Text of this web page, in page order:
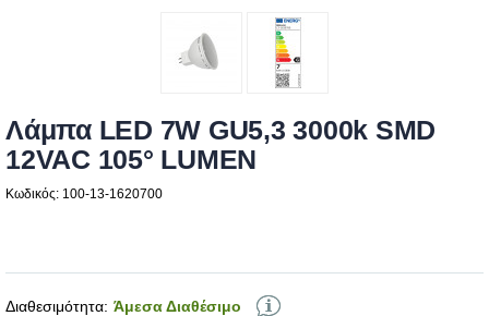
Λάμπα LED 7W GU5,3 3000k SMD
12VAC 105° LUMEN
Κωδικός: 100-13-1620700
Διαθεσιμότητα: Άμεσα Διαθέσιμο